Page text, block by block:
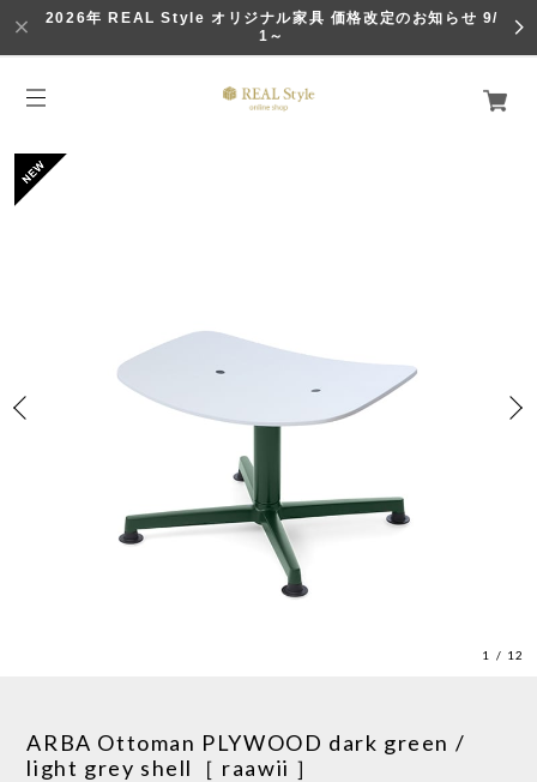
2026年 REAL Style オリジナル家具 価格改定のお知らせ 9/
1～
1 / 12
ARBA Ottoman PLYWOOD dark green /
light grey shell［ raawii ］